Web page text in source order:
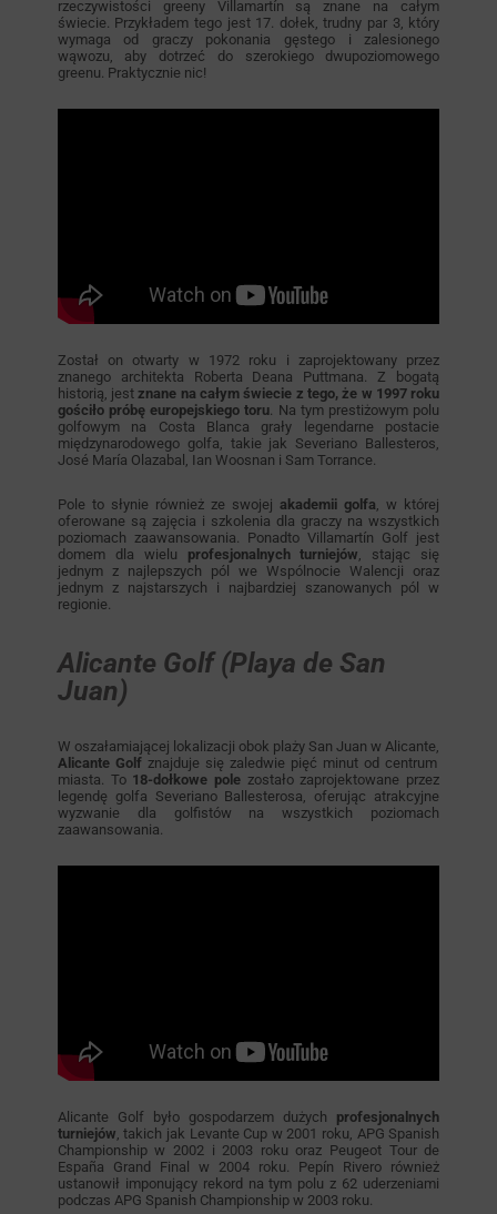
rzeczywistości greeny Villamartín są znane na całym
świecie. Przykładem tego jest 17. dołek, trudny par 3, który
wymaga od graczy pokonania gęstego i zalesionego
wąwozu, aby dotrzeć do szerokiego dwupoziomowego
greenu. Praktycznie nic!
Został on otwarty w 1972 roku i zaprojektowany przez
znanego architekta Roberta Deana Puttmana. Z bogatą
historią, jestznane na całym świecie z tego, że w 1997 roku
gościło próbę europejskiego toru. Na tym prestiżowym polu
golfowym na Costa Blanca grały legendarne postacie
międzynarodowego golfa, takie jak Severiano Ballesteros,
José María Olazabal, Ian Woosnan i Sam Torrance.
Pole to słynie również ze swojejakademii golfa, w której
oferowane są zajęcia i szkolenia dla graczy na wszystkich
poziomach zaawansowania. Ponadto Villamartín Golf jest
domem dla wielu profesjonalnych turniejów, stając się
jednym z najlepszych pól we Wspólnocie Walencji oraz
jednym z najstarszych i najbardziej szanowanych pól w
regionie.
Alicante Golf (Playa de San
Juan)
W oszałamiającej lokalizacji obok plaży San Juan w Alicante,
Alicante Golfznajduje się zaledwie pięć minut od centrum
miasta. To 18-dołkowe pole zostało zaprojektowane przez
legendę golfa Severiano Ballesterosa, oferując atrakcyjne
wyzwanie dla golfistów na wszystkich poziomach
zaawansowania.
Alicante Golf było gospodarzem dużych profesjonalnych
turniejów, takich jak Levante Cup w 2001 roku, APG Spanish
Championship w 2002 i 2003 roku oraz Peugeot Tour de
España Grand Final w 2004 roku. Pepín Rivero również
ustanowił imponujący rekord na tym polu z 62 uderzeniami
podczas APG Spanish Championship w 2003 roku.